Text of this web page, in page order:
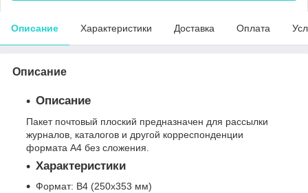
Описание Характеристики Доставка Оплата
Описание
Описание
Пакет почтовый плоский предназначен для рассылки
журналов, каталогов и другой корреспонденции
формата А4 без сложения.
Характеристики
Формат: В4 (250х353 мм)